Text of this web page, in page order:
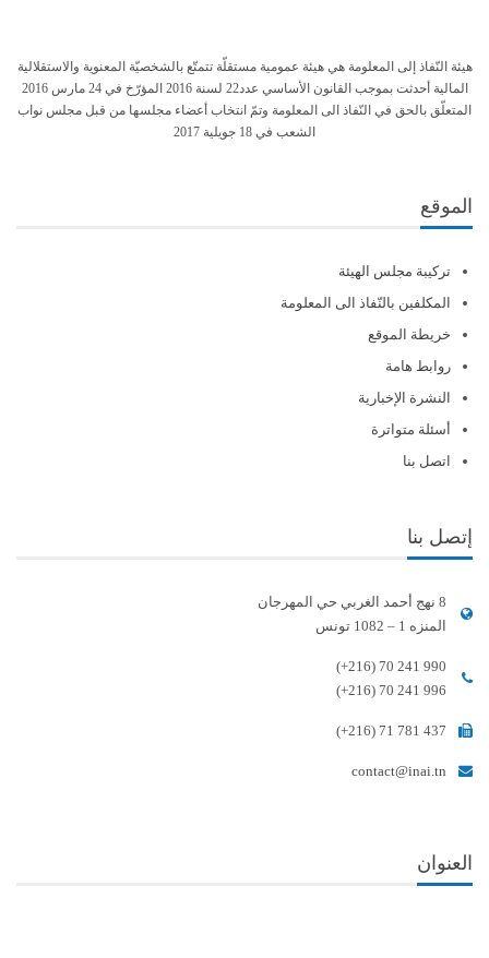
هيئة النّفاذ إلى المعلومة هي هيئة عمومية مستقلّة تتمتّع بالشخصيّة المعنوية والاستقلالية
المالية أحدثت بموجب القانون الأساسي عدد22 لسنة 2016 المؤرّخ في 24 مارس 2016
المتعلّق بالحق في النّفاذ الى المعلومة وتمّ انتخاب أعضاء مجلسها من قبل مجلس نواب
الشعب في 18 جويلية 2017
الموقع
تركيبة مجلس الهيئة
المكلفين بالنّفاذ الى المعلومة
خريطة الموقع
روابط هامة
النشرة الإخبارية
أسئلة متواترة
اتصل بنا
إتصل بنا
8 نهج أحمد الغربي حي المهرجان
المنزه 1 – 1082 تونس
(+216) 70 241 990
(+216) 70 241 996
(+216) 71 781 437
contact@inai.tn
العنوان